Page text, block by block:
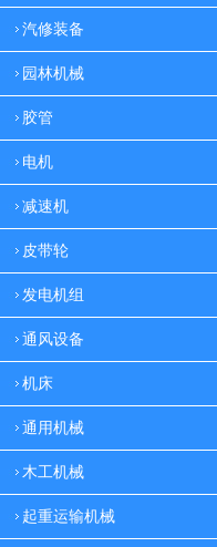
汽修装备
园林机械
胶管
电机
减速机
皮带轮
发电机组
通风设备
机床
通用机械
木工机械
起重运输机械